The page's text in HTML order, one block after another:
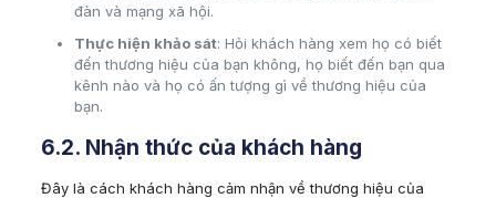
đàn và mạng xã hội.
Thực hiện khảo sát: Hỏi khách hàng xem họ có biết
đến thương hiệu của bạn không, họ biết đến bạn qua
kênh nào và họ có ấn tượng gì về thương hiệu của
bạn.
6.2. Nhận thức của khách hàng
Đây là cách khách hàng cảm nhận về thương hiệu của